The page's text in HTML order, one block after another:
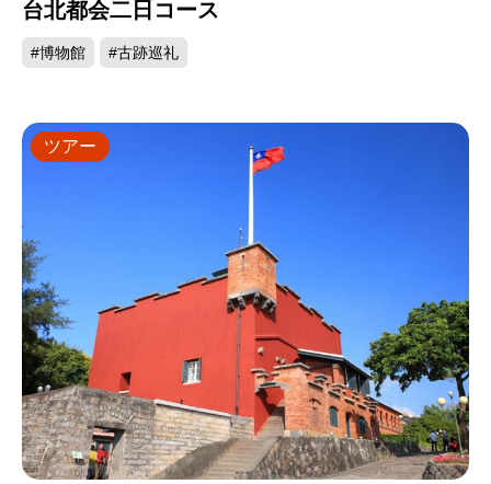
台北都会二日コース
#博物館 #古跡巡礼
ツアー